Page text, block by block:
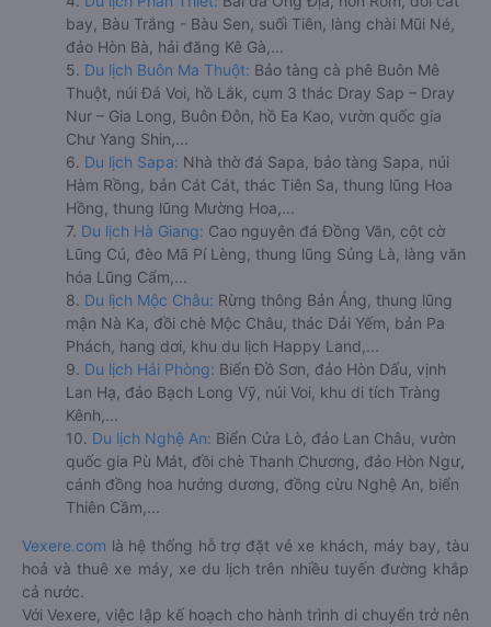
bay, Bàu Trắng - Bàu Sen, suối Tiên, làng chài Mũi Né,
đảo Hòn Bà, hải đăng Kê Gà,...
5. Du lịch Buôn Ma Thuột: Bảo tàng cà phê Buôn Mê
Thuột, núi Đá Voi, hồ Lắk, cụm 3 thác Dray Sap – Dray
Nur – Gia Long, Buôn Đôn, hồ Ea Kao, vườn quốc gia
Chư Yang Shin,...
6. Du lịch Sapa: Nhà thờ đá Sapa, bảo tàng Sapa, núi
Hàm Rồng, bản Cát Cát, thác Tiên Sa, thung lũng Hoa
Hồng, thung lũng Mường Hoa,...
7. Du lịch Hà Giang: Cao nguyên đá Đồng Văn, cột cờ
Lũng Cú, đèo Mã Pí Lèng, thung lũng Sủng Là, làng văn
hóa Lũng Cẩm,...
8. Du lịch Mộc Châu: Rừng thông Bản Áng, thung lũng
mận Nà Ka, đồi chè Mộc Châu, thác Dải Yếm, bản Pa
Phách, hang dơi, khu du lịch Happy Land,...
9. Du lịch Hải Phòng: Biển Đồ Sơn, đảo Hòn Dấu, vịnh
Lan Hạ, đảo Bạch Long Vỹ, núi Voi, khu di tích Tràng
Kênh,...
10. Du lịch Nghệ An: Biển Cửa Lò, đảo Lan Châu, vườn
quốc gia Pù Mát, đồi chè Thanh Chương, đảo Hòn Ngư,
cánh đồng hoa hướng dương, đồng cừu Nghệ An, biển
Thiên Cầm,...
Vexere.com là hệ thống hỗ trợ đặt vé xe khách, máy bay, tàu
hoả và thuê xe máy, xe du lịch trên nhiều tuyến đường khắp
cả nước.
Với Vexere, việc lập kế hoạch cho hành trình di chuyển trở nên